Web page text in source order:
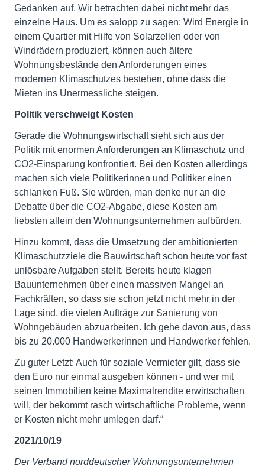
Gedanken auf. Wir betrachten dabei nicht mehr das
einzelne Haus. Um es salopp zu sagen: Wird Energie in
einem Quartier mit Hilfe von Solarzellen oder von
Windrädern produziert, können auch ältere
Wohnungsbestände den Anforderungen eines
modernen Klimaschutzes bestehen, ohne dass die
Mieten ins Unermessliche steigen.
Politik verschweigt Kosten
Gerade die Wohnungswirtschaft sieht sich aus der
Politik mit enormen Anforderungen an Klimaschutz und
CO2-Einsparung konfrontiert. Bei den Kosten allerdings
machen sich viele Politikerinnen und Politiker einen
schlanken Fuß. Sie würden, man denke nur an die
Debatte über die CO2-Abgabe, diese Kosten am
liebsten allein den Wohnungsunternehmen aufbürden.
Hinzu kommt, dass die Umsetzung der ambitionierten
Klimaschutzziele die Bauwirtschaft schon heute vor fast
unlösbare Aufgaben stellt. Bereits heute klagen
Bauunternehmen über einen massiven Mangel an
Fachkräften, so dass sie schon jetzt nicht mehr in der
Lage sind, die vielen Aufträge zur Sanierung von
Wohngebäuden abzuarbeiten. Ich gehe davon aus, dass
bis zu 20.000 Handwerkerinnen und Handwerker fehlen.
Zu guter Letzt: Auch für soziale Vermieter gilt, dass sie
den Euro nur einmal ausgeben können - und wer mit
seinen Immobilien keine Maximalrendite erwirtschaften
will, der bekommt rasch wirtschaftliche Probleme, wenn
er Kosten nicht mehr umlegen darf.“
2021/10/19
Der Verband norddeutscher Wohnungsunternehmen